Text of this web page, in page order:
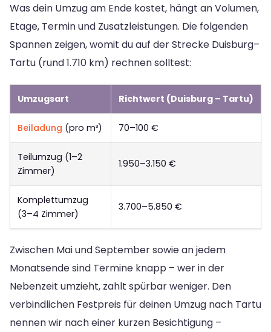
Was dein Umzug am Ende kostet, hängt an Volumen,
Etage, Termin und Zusatzleistungen. Die folgenden
Spannen zeigen, womit du auf der Strecke Duisburg–
Tartu (rund 1.710 km) rechnen solltest:
Umzugsart Richtwert (Duisburg – Tartu)
Beiladung (pro m³) 70–100 €
Teilumzug (1–2
Zimmer)
1.950–3.150 €
Komplettumzug
(3–4 Zimmer)
3.700–5.850 €
Zwischen Mai und September sowie an jedem
Monatsende sind Termine knapp – wer in der
Nebenzeit umzieht, zahlt spürbar weniger. Den
verbindlichen Festpreis für deinen Umzug nach Tartu
nennen wir nach einer kurzen Besichtigung –